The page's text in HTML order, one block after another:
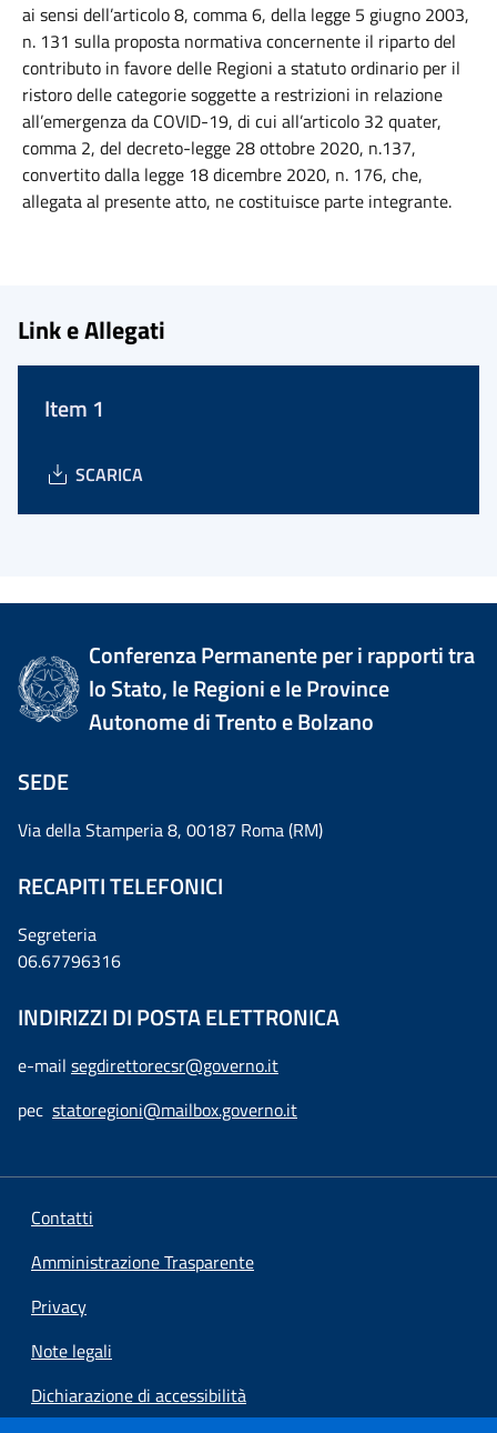
ai sensi dell’articolo 8, comma 6, della legge 5 giugno 2003,
n. 131 sulla proposta normativa concernente il riparto del
contributo in favore delle Regioni a statuto ordinario per il
ristoro delle categorie soggette a restrizioni in relazione
all’emergenza da COVID-19, di cui all’articolo 32 quater,
comma 2, del decreto-legge 28 ottobre 2020, n.137,
convertito dalla legge 18 dicembre 2020, n. 176, che,
allegata al presente atto, ne costituisce parte integrante.
Link e Allegati
Item 1
SCARICA
Conferenza Permanente per i rapporti tra
lo Stato, le Regioni e le Province
Autonome di Trento e Bolzano
SEDE
Via della Stamperia 8, 00187 Roma (RM)
RECAPITI TELEFONICI
Segreteria
06.67796316
INDIRIZZI DI POSTA ELETTRONICA
e-mail segdirettorecsr@governo.it
pec statoregioni@mailbox.governo.it
Contatti
Amministrazione Trasparente
Privacy
Note legali
Dichiarazione di accessibilità